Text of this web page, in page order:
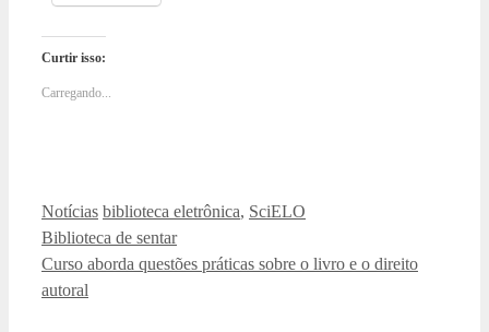
Curtir isso:
Carregando...
Categorias
Notícias Tags
biblioteca eletrônica, SciELO
Biblioteca de sentar
Curso aborda questões práticas sobre o livro e o direito
autoral